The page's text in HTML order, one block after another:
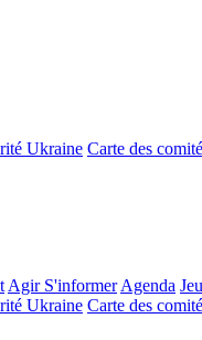
Ukraine Carte des
Agir S'informer Agenda
Ukraine Carte des